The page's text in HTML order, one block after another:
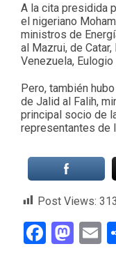
A la cita presidida
el nigeriano
ministros de
al Mazrui, de
Venezuela,
Pero, también
de Jalid al Falih,
principal socio de
representantes de
Post Views: 313